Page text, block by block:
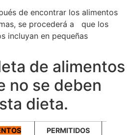
de encontrar los alimentos
se procederá a que los
incluyan en pequeñas
de alimentos
no se deben
dieta.
PERMITIDOS